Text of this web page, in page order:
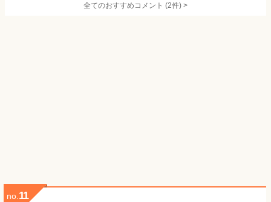
全てのおすすめコメント (2件) >
no. 11